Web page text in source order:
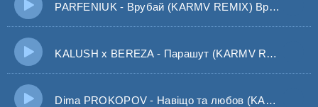
PARFENIUK - Врубай (KARMV REMIX) Врубай і дай по газам хто б що не казав забудь
KALUSH x BEREZA - Парашут (KARMV Remix) А ти для мене наче парашут
Dima PROKOPOV - Навіщо та любов (KARMV Remix)